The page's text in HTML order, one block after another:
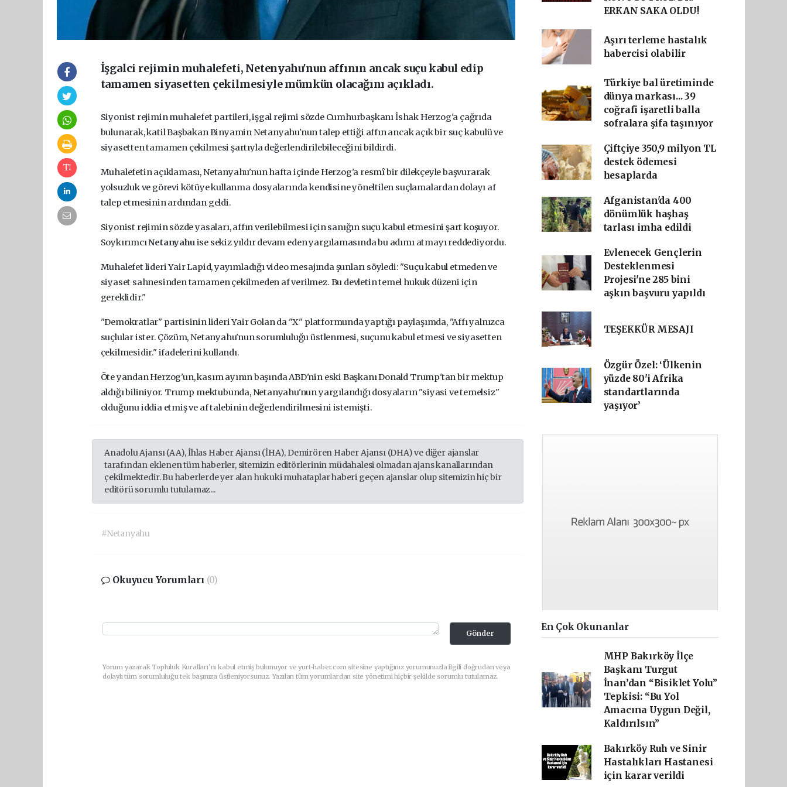
İşgalci rejimin muhalefeti, Netenyahu'nun affının ancak suçu kabul edip
tamamen siyasetten çekilmesiyle mümkün olacağını açıkladı.
Siyonist rejimin muhalefet partileri, işgal rejimi sözde Cumhurbaşkanı İshak Herzog'a çağrıda
bulunarak, katil Başbakan Binyamin Netanyahu'nun talep ettiği affın ancak açık bir suç kabulü ve
siyasetten tamamen çekilmesi şartıyla değerlendirilebileceğini bildirdi.
Muhalefetin açıklaması, Netanyahu'nun hafta içinde Herzog'a resmî bir dilekçeyle başvurarak
yolsuzluk ve görevi kötüye kullanma dosyalarında kendisine yöneltilen suçlamalardan dolayı af
talep etmesinin ardından geldi.
Siyonist rejimin sözde yasaları, affın verilebilmesi için sanığın suçu kabul etmesini şart koşuyor.
SoykırımcıNetanyahuise sekiz yıldır devam eden yargılamasında bu adımı atmayı reddediyordu.
Muhalefet lideri Yair Lapid, yayımladığı video mesajında şunları söyledi: "Suçu kabul etmeden ve
siyaset sahnesinden tamamen çekilmeden af verilmez. Bu devletin temel hukuk düzeni için
gereklidir."
"Demokratlar" partisinin lideri Yair Golan da "X" platformunda yaptığı paylaşımda, "Affı yalnızca
suçlular ister. Çözüm, Netanyahu'nun sorumluluğu üstlenmesi, suçunu kabul etmesi ve siyasetten
çekilmesidir." ifadelerini kullandı.
Öte yandan Herzog'un, kasım ayının başında ABD'nin eski Başkanı Donald Trump'tan bir mektup
aldığı biliniyor. Trump mektubunda, Netanyahu'nun yargılandığı dosyaların "siyasi ve temelsiz"
olduğunu iddia etmiş ve af talebinin değerlendirilmesini istemişti.
Anadolu Ajansı (AA), İhlas Haber Ajansı (İHA), Demirören Haber Ajansı (DHA) ve diğer ajanslar
tarafından eklenen tüm haberler, sitemizin editörlerinin müdahalesi olmadan ajans kanallarından
çekilmektedir. Bu haberlerde yer alan hukuki muhataplar haberi geçen ajanslar olup sitemizin hiç bir
editörü sorumlu tutulamaz...
#Netanyahu
Okuyucu Yorumları (0)
Gönder
Yorum yazarak Topluluk Kuralları’nı kabul etmiş bulunuyor ve yurt-haber.com sitesine yaptığınız yorumunuzla ilgili doğrudan veya
dolaylı tüm sorumluluğu tek başınıza üstleniyorsunuz. Yazılan tüm yorumlardan site yönetimi hiçbir şekilde sorumlu tutulamaz.
ERKAN SAKA OLDU!
Aşırı terleme hastalık
habercisi olabilir
Türkiye bal üretiminde
dünya markası... 39
coğrafi işaretli balla
sofralara şifa taşınıyor
Çiftçiye 350,9 milyon TL
destek ödemesi
hesaplarda
Afganistan'da 400
dönümlük haşhaş
tarlası imha edildi
Evlenecek Gençlerin
Desteklenmesi
Projesi'ne 285 bini
aşkın başvuru yapıldı
TEŞEKKÜR MESAJI
Özgür Özel: ‘Ülkenin
yüzde 80'i Afrika
standartlarında
yaşıyor’
En Çok Okunanlar
MHP Bakırköy İlçe
Başkanı Turgut
İnan’dan “Bisiklet Yolu”
Tepkisi: “Bu Yol
Amacına Uygun Değil,
Kaldırılsın”
Bakırköy Ruh ve Sinir
Hastalıkları Hastanesi
için karar verildi